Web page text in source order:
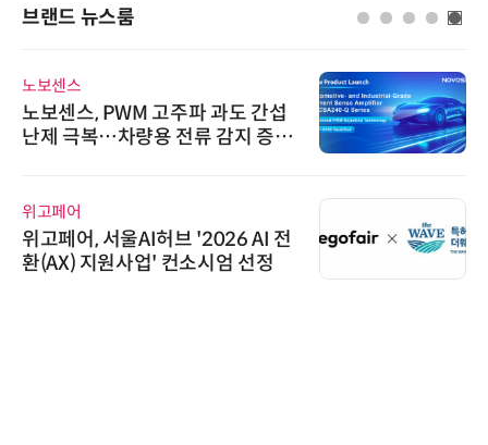
브랜드 뉴스룸
노보센스
노보센스, PWM 고주파 과도 간섭
난제 극복…차량용 전류 감지 증폭
위고페어
위고페어, 서울AI허브 '2026 AI 전
환(AX) 지원사업' 컨소시엄 선정